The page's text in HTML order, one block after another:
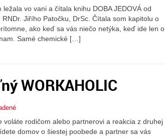
vo vani a čítala knihu DOBA JEDOVÁ od
Jiřího Patočku, DrSc. Čítala som kapitolu o
ako keď sa vás niečo netýka, keď ide len o
Samé chemické […]
WORKAHOLIC
rodičom alebo partnerovi a reakcia z druhej
domov o šiestej poobede a partner sa vás